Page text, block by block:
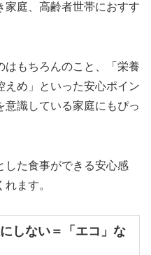
家庭、高齢者世帯におすす
はもちろんのこと、「栄養
えめ」といった安心ポイン
意識している家庭にもぴっ
した食事ができる安心感
ます。
しない＝「エコ」な